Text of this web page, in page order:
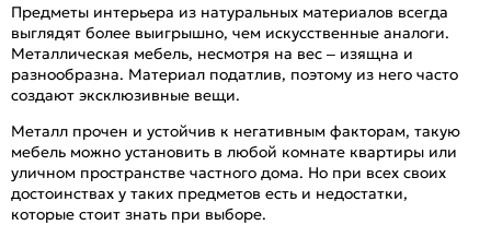
Предметы интерьера из натуральных материалов всегда
выглядят более выигрышно, чем искусственные аналоги.
Металлическая мебель, несмотря на вес – изящна и
разнообразна. Материал податлив, поэтому из него часто
создают эксклюзивные вещи.
Металл прочен и устойчив к негативным факторам, такую
мебель можно установить в любой комнате квартиры или
уличном пространстве частного дома. Но при всех своих
достоинствах у таких предметов есть и недостатки,
которые стоит знать при выборе.